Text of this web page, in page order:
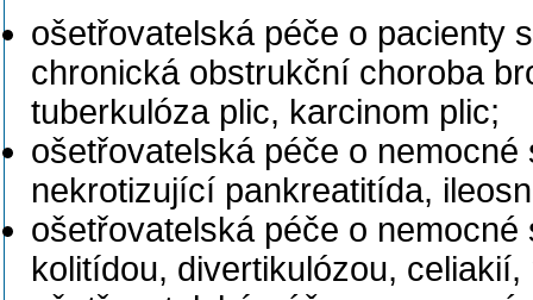
ošetřovatelská péče o pacienty
chronická obstrukční choroba
tuberkulóza plic, karcinom plic;
ošetřovatelská péče o
nekrotizující pankreatitída,
ošetřovatelská péče o
kolitídou, divertikulózou,